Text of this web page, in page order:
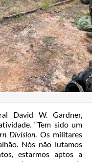
David W. Gardner,
“Tem sido um
Division . Os militares
Nós não lutamos
estarmos aptos a